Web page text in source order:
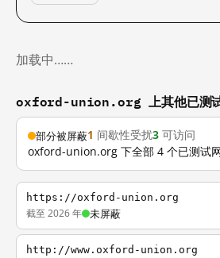
加载中……
oxford-union.org 上其他已测
部分被屏蔽1 间歇性受扰3 可访问
oxford-union.org 下全部 4 个已测试
https://oxford-union.org
截至 2026 年 未屏蔽
http://www.oxford-union.org